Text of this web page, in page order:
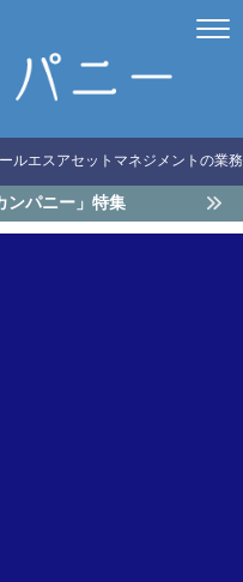
ルエスアセットマネジメントの業
ンパニー」特集